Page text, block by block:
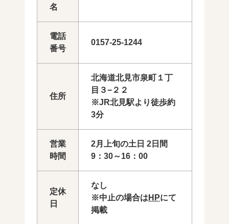
名
電話
番号
0157-25-1244
住所
北海道北見市泉町１丁
目３−２２
※JR北見駅より徒歩約
3分
営業
時間
2月上旬の土日 2日間
9：30～16：00
定休
日
なし
※中止の場合は HPにて
掲載